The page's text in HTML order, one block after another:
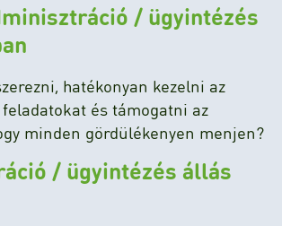
/ ügyintézés
hatékonyan kezelni az
és támogatni az
minden gördülékenyen menjen?
/ ügyintézés állás